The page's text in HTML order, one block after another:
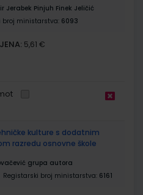
Jerabek Pinjuh Finek Jeličić
broj ministarstva: 6093
5,61 €
kulture s dodatnim
razredu osnovne škole
grupa autora
Registarski broj ministarstva: 6161